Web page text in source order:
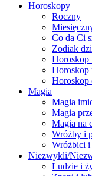
Horoskopy
Roczny
Co da Ci
Zodiak
Horoskop
Horoskop
Horoskop
Magia
Magia
Magia
Magia na
Wróżby i
Wróżbici i
Niezwykli/
Ludzie i